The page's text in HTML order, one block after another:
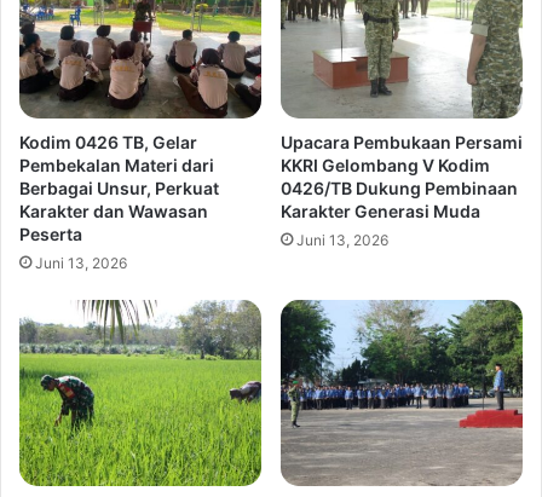
Kodim 0426 TB, Gelar
Pembekalan Materi dari
Berbagai Unsur, Perkuat
Karakter dan Wawasan
Peserta
Juni 13, 2026
Upacara Pembukaan Persami
KKRI Gelombang V Kodim
0426/TB Dukung Pembinaan
Karakter Generasi Muda
Juni 13, 2026